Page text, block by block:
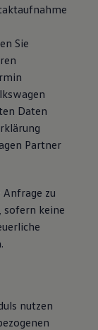
Sie
Daten
Partner
zu
keine
nutzen